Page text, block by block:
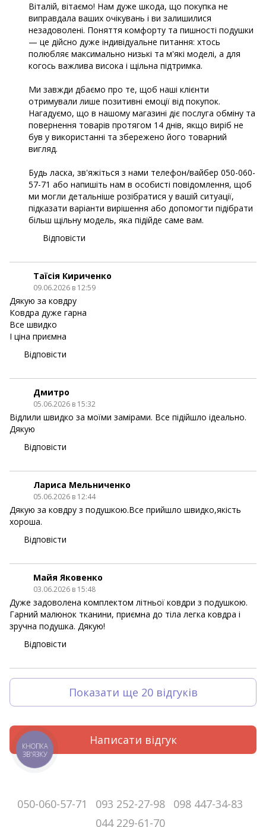
Віталій, вітаємо! Нам дуже шкода, що покупка не
виправдала ваших очікувань і ви залишилися
незадоволені. Поняття комфорту та пишності подушки
— це дійсно дуже індивідуальне питання: хтось
полюбляє максимально низькі та м'які моделі, а для
когось важлива висока і щільна підтримка.
Ми завжди дбаємо про те, щоб наші клієнти
отримували лише позитивні емоції від покупок.
Нагадуємо, що в нашому магазині діє послуга обміну та
повернення товарів протягом 14 днів, якщо виріб не
був у використанні та збережено його товарний
вигляд.
Будь ласка, зв'яжіться з нами телефон/вайбер 050-060-
57-71 або напишіть нам в особисті повідомлення, щоб
ми могли детальніше розібратися у вашій ситуації,
підказати варіанти вирішення або допомогти підібрати
більш щільну модель, яка підійде саме вам.
Відповісти
Таїсія Кириченко
09.06.2026 в 12:59
Дякую за ковдру
Ковдра дуже гарна
Все швидко
І ціна приємна
Відповісти
Дмитро
05.06.2026 в 15:32
Відлили швидко за моїми замірами. Все підійшло ідеально.
Дякую
Відповісти
Лариса Мельниченко
05.06.2026 в 12:44
Дякую за ковдру з подушкою.Все прийшло швидко,якість
хороша.
Відповісти
Майя Яковенко
03.06.2026 в 15:48
Дуже задоволена комплектом літньої ковдри з подушкою.
Гарний малюнок тканини, приємна до тіла легка ковдра і
зручна подушка. Дякую!
Відповісти
Показати ще 20 відгуків
Написати відгук
050-060-57-71 093 252-27-98
098 447-34-83
044 229-61-70
КНОПКА
ЗВ'ЯЗКУ